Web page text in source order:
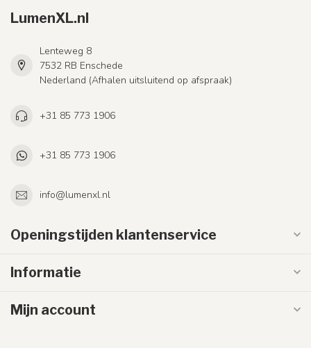
LumenXL.nl
Lenteweg 8
7532 RB Enschede
Nederland (Afhalen uitsluitend op afspraak)
+31 85 773 1906
+31 85 773 1906
info@lumenxl.nl
Openingstijden klantenservice
Informatie
Mijn account